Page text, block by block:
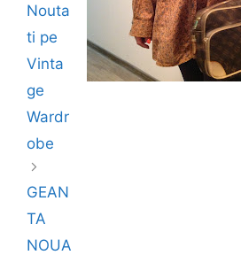
Nouta
ti pe
Vinta
ge
Wardr
obe
GEAN
TA
NOUA